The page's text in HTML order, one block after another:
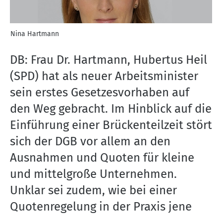
Nina Hartmann
DB: Frau Dr. Hartmann, Hubertus Heil
(SPD) hat als neuer Arbeitsminister
sein erstes Gesetzesvorhaben auf
den Weg gebracht. Im Hinblick auf die
Einführung einer Brückenteilzeit stört
sich der DGB vor allem an den
Ausnahmen und Quoten für kleine
und mittelgroße Unternehmen.
Unklar sei zudem, wie bei einer
Quotenregelung in der Praxis jene